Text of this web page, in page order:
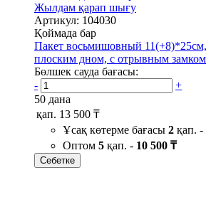
Жылдам қарап шығу
Артикул: 104030
Қоймада бар
Пакет восьмишовный 11(+8)*25см,
плоским дном, с отрывным замком
Бөлшек сауда бағасы:
-
+
50 дана
қап. 13 500 ₸
Ұсақ көтерме бағасы 2 қап. -
Оптом 5 қап. - 10 500 ₸
Себетке